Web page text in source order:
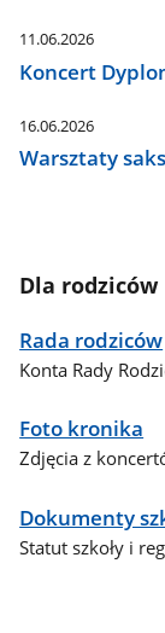
11.06.2026
Koncert
16.06.2026
Warsztaty
Dla rodziców
Rada rodziców
Konta Rady
Foto kronika
Zdjęcia z
Dokumenty
Statut szkoły i